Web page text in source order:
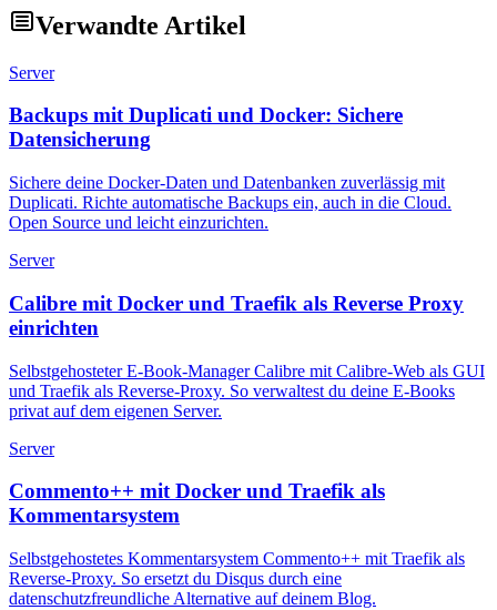
Verwandte Artikel
Server
Backups mit Duplicati und Docker: Sichere
Datensicherung
Sichere deine Docker-Daten und Datenbanken zuverlässig mit
Duplicati. Richte automatische Backups ein, auch in die Cloud.
Open Source und leicht einzurichten.
Server
Calibre mit Docker und Traefik als Reverse Proxy
einrichten
Selbstgehosteter E-Book-Manager Calibre mit Calibre-Web als GUI
und Traefik als Reverse-Proxy. So verwaltest du deine E-Books
privat auf dem eigenen Server.
Server
Commento++ mit Docker und Traefik als
Kommentarsystem
Selbstgehostetes Kommentarsystem Commento++ mit Traefik als
Reverse-Proxy. So ersetzt du Disqus durch eine
datenschutzfreundliche Alternative auf deinem Blog.